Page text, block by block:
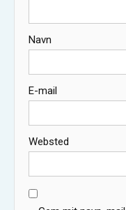
Navn
E-mail
Websted